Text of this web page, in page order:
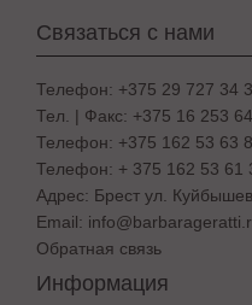
Связаться с нами
Телефон: +375 29 727 34
Тел. | Факс: +375 16 253
Телефон: +375 162 53 63
Телефон: + 375 162 53 61
Адрес: Брест ул.
Email:
Обратная связь
Информация